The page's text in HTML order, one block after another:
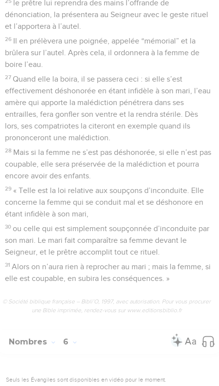
le prêtre lui reprendra des mains l’offrande de
dénonciation, la présentera au Seigneur avec le geste rituel
et l’apportera à l’autel.
26 Il en prélèvera une poignée, appelée “mémorial” et la
brûlera sur l’autel. Après cela, il ordonnera à la femme de
boire l’eau.
27 Quand elle la boira, il se passera ceci : si elle s’est
effectivement déshonorée en étant infidèle à son mari, l’eau
amère qui apporte la malédiction pénétrera dans ses
entrailles, fera gonfler son ventre et la rendra stérile. Dès
lors, ses compatriotes la citeront en exemple quand ils
prononceront une malédiction.
28 Mais si la femme ne s’est pas déshonorée, si elle n’est pas
coupable, elle sera préservée de la malédiction et pourra
encore avoir des enfants.
29 « Telle est la loi relative aux soupçons d’inconduite. Elle
concerne la femme qui se conduit mal et se déshonore en
étant infidèle à son mari,
30 ou celle qui est simplement soupçonnée d’inconduite par
son mari. Le mari fait comparaître sa femme devant le
Seigneur, et le prêtre accomplit tout ce rituel.
31 Alors on n’aura rien à reprocher au mari ; mais la femme, si
elle est coupable, en subira les conséquences. »
© Société biblique française – Bibli’O, 1997, avec autorisation. Pour vous procurer
une Bible imprimée, rendez-vous sur www.editionsbiblio.fr
Nombres 6
Seuls les Évangiles sont disponibles en vidéo pour le moment.